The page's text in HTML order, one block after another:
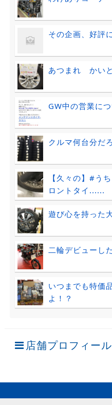
その企画、好評
あつまれ かいと
GW中の営業につ
クルマ何台分だ
【久々の】#う
ロントタイ......
遊び心を持った
二輪デビューし
いつまでも特価
よ！？
店舗プロフィー